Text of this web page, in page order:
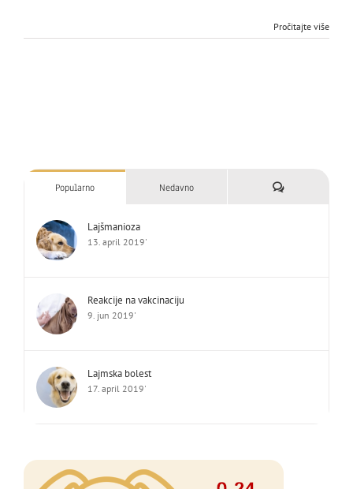
Pročitajte više
Popularno Nedavno Komentari
Lajšmanioza
13. april 2019'
Reakcije na vakcinaciju
9. jun 2019'
Lajmska bolest
17. april 2019'